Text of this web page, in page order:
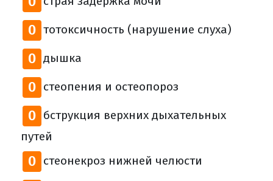
О тотоксичность (нарушение слуха)
О дышка
О стеопения и остеопороз
О бструкция верхних дыхательных
путей
О стеонекроз нижней челюсти